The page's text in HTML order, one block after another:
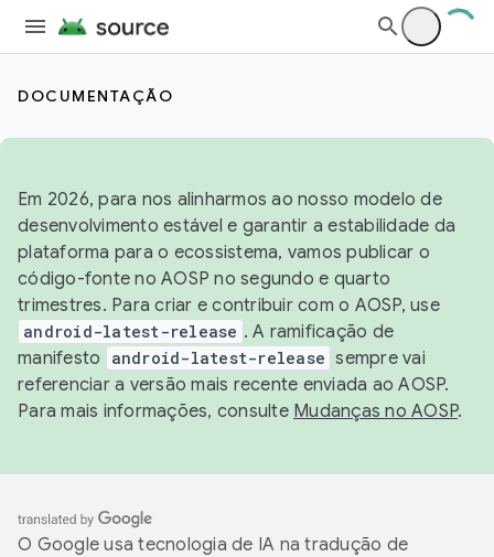
DOCUMENTAÇÃO
Em 2026, para nos alinharmos ao nosso modelo de
desenvolvimento estável e garantir a estabilidade da
plataforma para o ecossistema, vamos publicar o
código-fonte no AOSP no segundo e quarto
trimestres. Para criar e contribuir com o AOSP, use
android-latest-release . A ramificação de
manifesto
android-latest-release sempre vai
referenciar a versão mais recente enviada ao AOSP.
Para mais informações, consulte Mudanças no AOSP.
O Google usa tecnologia de IA na tradução de